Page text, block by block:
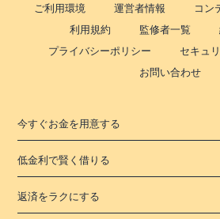
ご利用環境 運営者情報
コン
利用規約
監修者一覧
プライバシーポリシー
セキュ
お問い合わせ
今すぐお金を用意する
低金利で賢く借りる
返済をラクにする